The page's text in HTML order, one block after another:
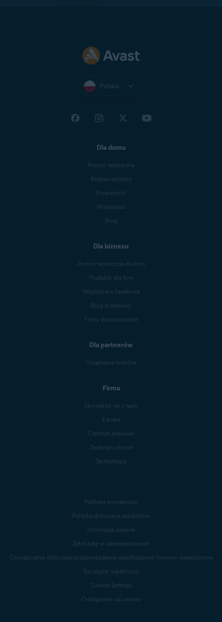
Polska
Dla domu
Pomoc techniczna
Bezpieczeństwo
Prywatność
Wydajność
Blog
Dla biznesu
Pomoc techniczna dla firm
Produkty dla firm
Współpraca handlowa
Blog biznesowy
Firmy stowarzyszone
Dla partnerów
Urządzenia mobilne
Firma
Skontaktuj się z nami
Kariera
Centrum prasowe
Zaufanie cyfrowe
Technologia
Polityka prywatności
Polityka dotycząca produktów
Informacje prawne
Zgłoś lukę w zabezpieczeniach
Oświadczenie dotyczące przeciwdziałania współczesnym formom niewolnictwa
Szczegóły subskrypcji
Cookie Settings
Odstąpienie od umowy